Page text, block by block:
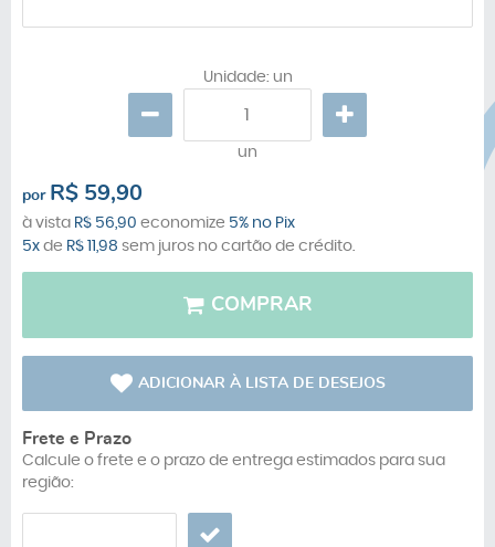
Unidade: un
un
por R$ 59,90
à vista R$ 56,90 economize 5% no Pix
5x de R$ 11,98 sem juros no cartão de crédito.
COMPRAR
ADICIONAR À LISTA DE DESEJOS
Frete e Prazo
Calcule o frete e o prazo de entrega estimados para sua
região: